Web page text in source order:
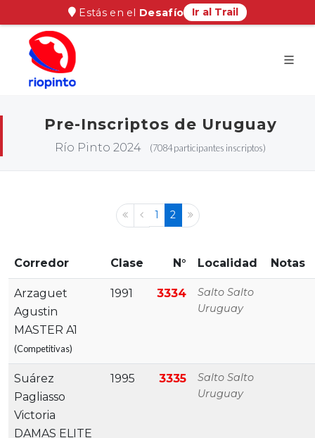
Estás en el Desafío Ir al Trail
Pre-Inscriptos de Uruguay
Río Pinto 2024 (7084 participantes inscriptos)
1 2
Corredor Clase N° Localidad Notas
Arzaguet
Agustin
MASTER A1
(Competitivas)
1991 3334
Salto Salto
Uruguay
Suárez
Pagliasso
Victoria
DAMAS ELITE
1995 3335
Salto Salto
Uruguay